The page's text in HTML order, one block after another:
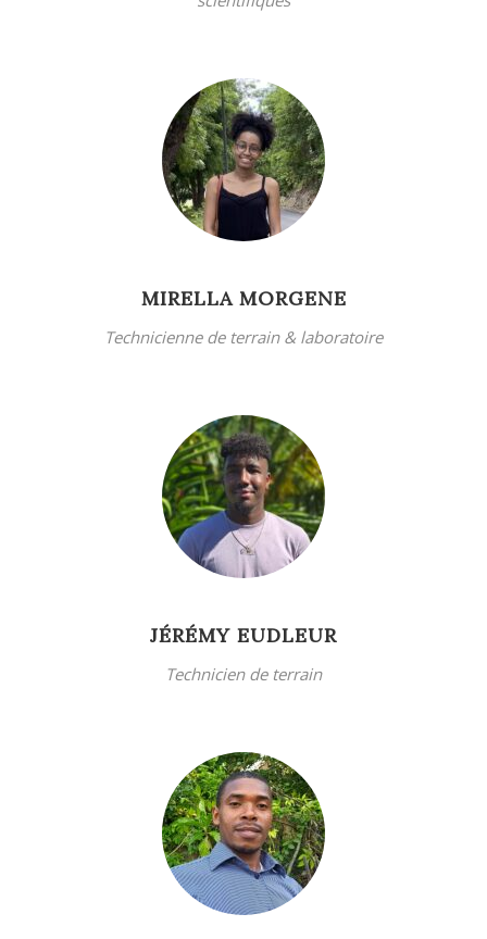
MIRELLA MORGENE
Technicienne de terrain & laboratoire
JÉRÉMY EUDLEUR
Technicien de terrain